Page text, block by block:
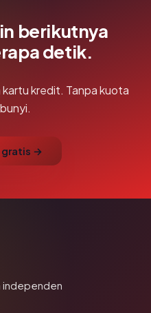
berikutnya
detik.
kredit. Tanpa kuota
gratis →
independen